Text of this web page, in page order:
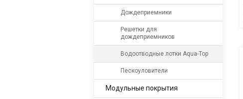
Дождеприемники
Решетки для
дождеприемников
Водоотводные лотки Aqua-Top
Пескоуловители
Модульные покрытия